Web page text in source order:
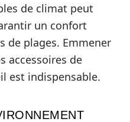
de climat peut
un confort
de plages. Emmener
accessoires de
est indispensable.